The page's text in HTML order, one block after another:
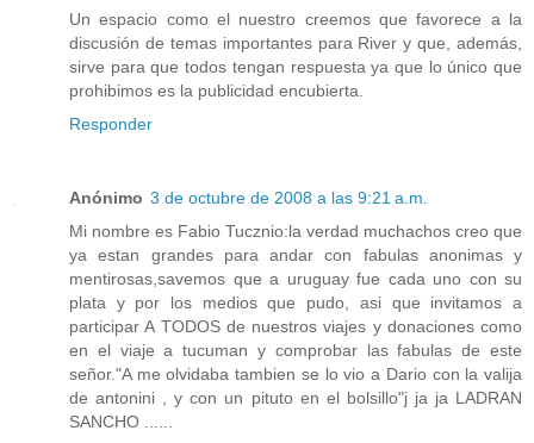
Un espacio como el nuestro creemos que favorece a la
discusión de temas importantes para River y que, además,
sirve para que todos tengan respuesta ya que lo único que
prohibimos es la publicidad encubierta.
Responder
Anónimo 3 de octubre de 2008 a las 9:21 a.m.
Mi nombre es Fabio Tucznio:la verdad muchachos creo que
ya estan grandes para andar con fabulas anonimas y
mentirosas,savemos que a uruguay fue cada uno con su
plata y por los medios que pudo, asi que invitamos a
participar A TODOS de nuestros viajes y donaciones como
en el viaje a tucuman y comprobar las fabulas de este
señor."A me olvidaba tambien se lo vio a Dario con la valija
de antonini , y con un pituto en el bolsillo"j ja ja LADRAN
SANCHO ......